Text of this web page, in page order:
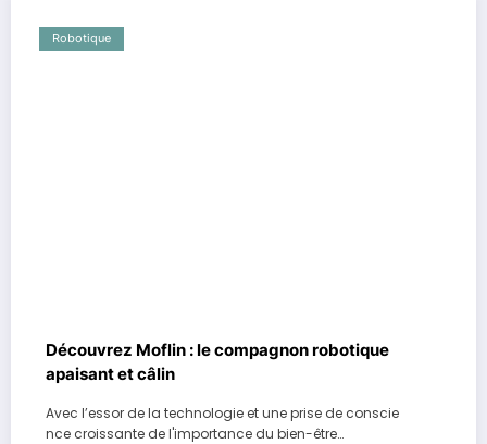
Robotique
Découvrez Moflin : le compagnon robotique
apaisant et câlin
Avec l’essor de la technologie et une prise de conscie
nce croissante de l'importance du bien-être…